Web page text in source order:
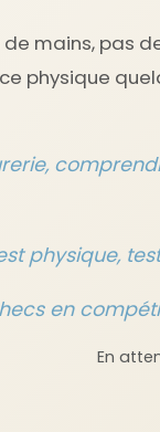
de mains, pas
physique
physique,
en
En